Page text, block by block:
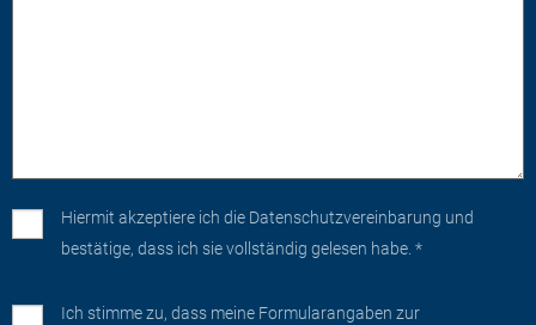
Hiermit akzeptiere ich die Datenschutzvereinbarung und
bestätige, dass ich sie vollständig gelesen habe. *
Ich stimme zu, dass meine Formularangaben zur